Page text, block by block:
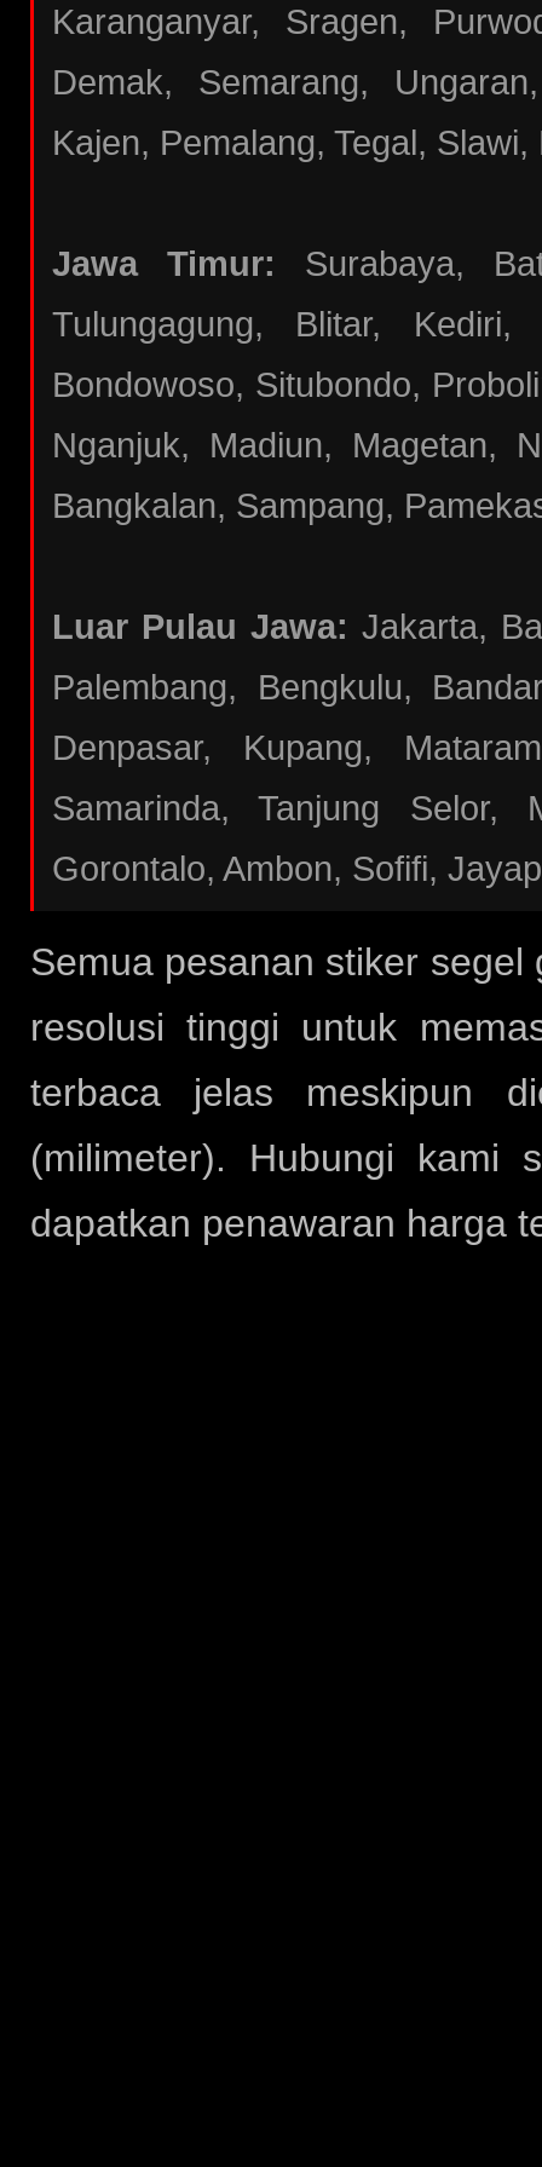
Karanganyar, Sragen,
Demak, Semarang,
Kajen, Pemalang, Tegal,
Jawa Timur: Surabaya,
Tulungagung, Blitar, Kediri,
Bondowoso, Situbondo,
Nganjuk, Madiun, Magetan,
Bangkalan, Sampang,
Luar Pulau Jawa: Jakarta,
Palembang, Bengkulu,
Denpasar, Kupang,
Samarinda, Tanjung Selor,
Gorontalo, Ambon, Sofifi,
Semua pesanan stiker
resolusi tinggi untuk
terbaca jelas meskipun
(milimeter). Hubungi kami
dapatkan penawaran harga